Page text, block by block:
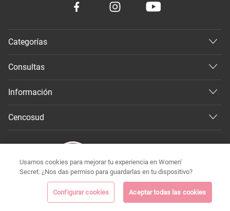
Categorías
Consultas
Información
Cencosud
Todos los derechos reservados 2026 ©
Usamos cookies para mejorar tu experiencia en Women'
Secret. ¿Nos das permiso para guardarlas en tu dispositivo?
Configurar cookies Aceptar todas las cookies